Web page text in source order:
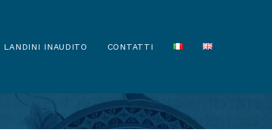
LANDINI INAUDITO CONTATTI